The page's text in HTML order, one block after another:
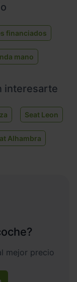
financiados
mano
interesarte
Seat Leon
Alhambra
mejor precio